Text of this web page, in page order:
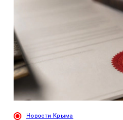
Новости Крыма